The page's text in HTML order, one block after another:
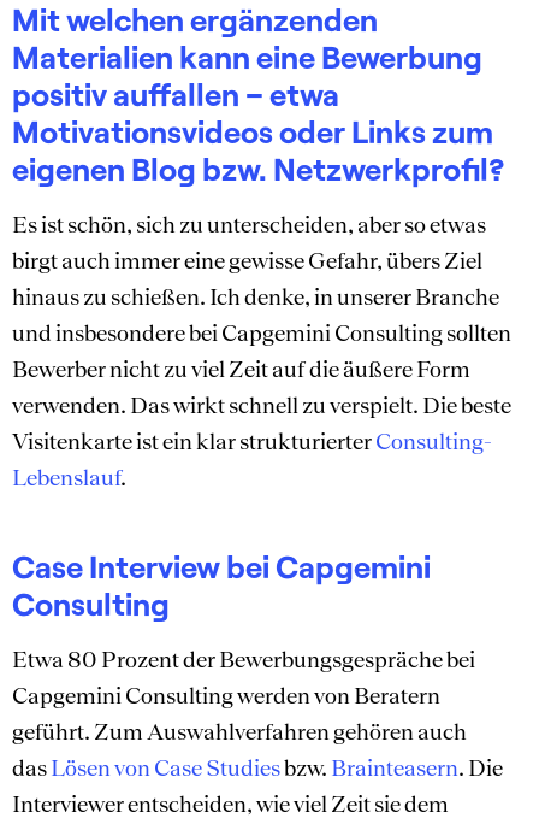
Mit welchen ergänzenden
Materialien kann eine Bewerbung
positiv auffallen – etwa
Motivationsvideos oder Links zum
eigenen Blog bzw. Netzwerkprofil?
Es ist schön, sich zu unterscheiden, aber so etwas
birgt auch immer eine gewisse Gefahr, übers Ziel
hinaus zu schießen. Ich denke, in unserer Branche
und insbesondere bei Capgemini Consulting sollten
Bewerber nicht zu viel Zeit auf die äußere Form
verwenden. Das wirkt schnell zu verspielt. Die beste
Visitenkarte ist ein klar strukturierterConsulting-
Lebenslauf.
Case Interview bei Capgemini
Consulting
Etwa 80 Prozent der Bewerbungsgespräche bei
Capgemini Consulting werden von Beratern
geführt. Zum Auswahlverfahren gehören auch
dasLösen von Case Studiesbzw. Brainteasern. Die
Interviewer entscheiden, wie viel Zeit sie dem